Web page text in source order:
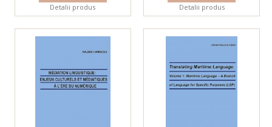
Detalii produs Detalii produs